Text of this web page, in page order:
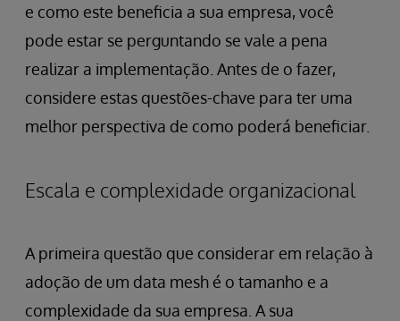
e como este beneficia a sua empresa, você
pode estar se perguntando se vale a pena
realizar a implementação. Antes de o fazer,
considere estas questões-chave para ter uma
melhor perspectiva de como poderá beneficiar.
Escala e complexidade organizacional
A primeira questão que considerar em relação à
adoção de um data mesh é o tamanho e a
complexidade da sua empresa. A sua